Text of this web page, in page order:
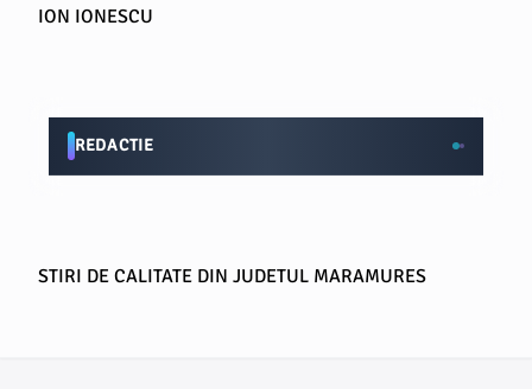
ION IONESCU
REDACTIE
STIRI DE CALITATE DIN JUDETUL MARAMURES